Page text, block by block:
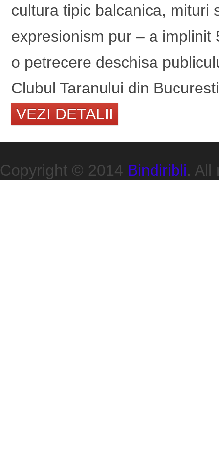
cultura tipic balcanica, mituri
expresionism pur – a
o petrecere deschisa
Clubul Taranului din
VEZI DETALII
Copyright © 2014 Bindiribli. All